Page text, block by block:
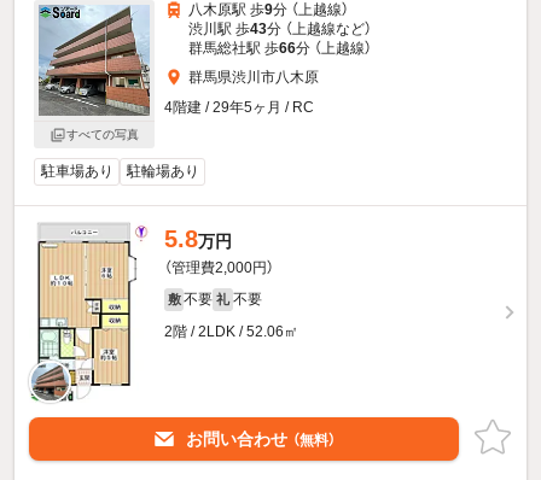
すべての写真
八木原駅 歩9分 （上越線）
渋川駅 歩43分 （上越線など）
群馬総社駅 歩66分 （上越線）
群馬県渋川市八木原
4階建 / 29年5ヶ月 / RC
駐車場あり 駐輪場あり
5.8万円
（管理費2,000円）
敷 不要 礼 不要
2階 / 2LDK / 52.06㎡
お問い合わせ （無料）